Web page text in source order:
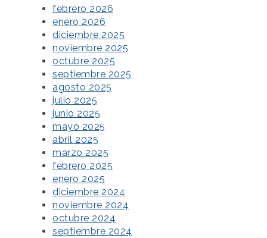
febrero 2026
enero 2026
diciembre 2025
noviembre 2025
octubre 2025
septiembre 2025
agosto 2025
julio 2025
junio 2025
mayo 2025
abril 2025
marzo 2025
febrero 2025
enero 2025
diciembre 2024
noviembre 2024
octubre 2024
septiembre 2024